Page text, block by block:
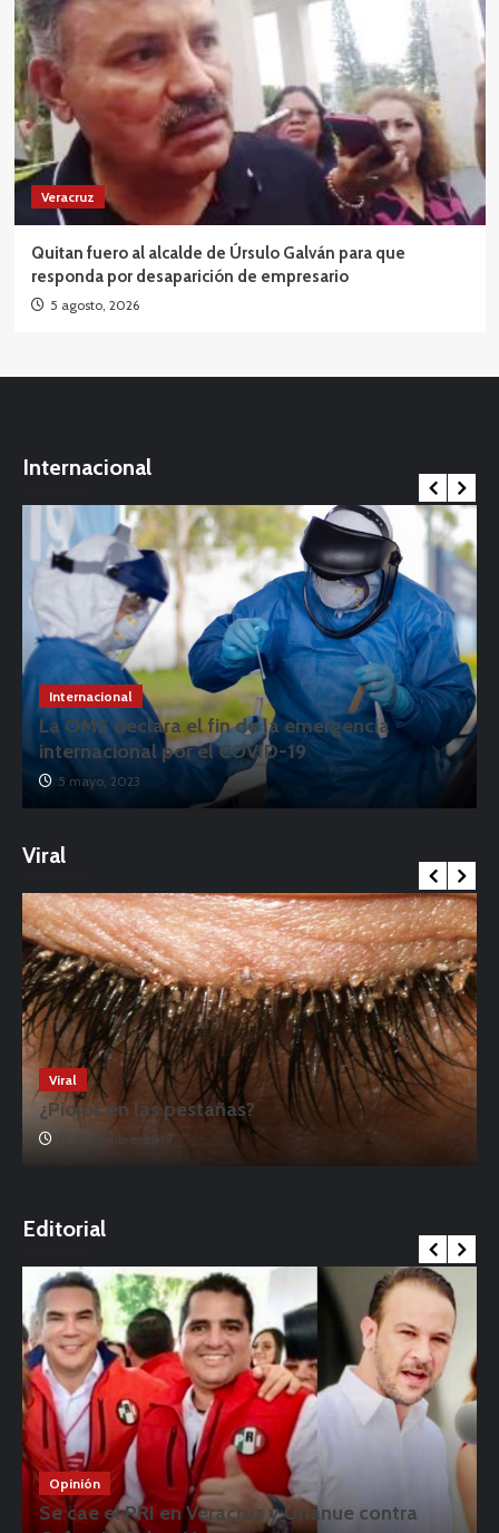
Veracruz
Quitan fuero al alcalde de Úrsulo Galván para que
responda por desaparición de empresario
5 agosto, 2026
Internacional
Internacional
La OMS declara el fin de la emergencia
internacional por el COVID-19
5 mayo, 2023
Viral
Viral
¿Piojos en las pestañas?
17 noviembre, 2019
Editorial
Opinión
Se cae el PRI en Veracruz y Unánue contra